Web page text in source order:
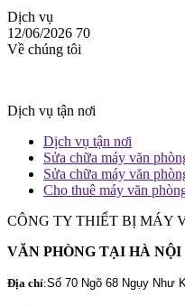
Dịch vụ
12/06/2026 70
Về chúng tôi
Dịch vụ tận nơi
Dịch vụ tận nơi
Sửa chữa máy văn
Sửa chữa máy văn
Cho thuê máy văn
CÔNG TY THIẾT BỊ MÁY
VĂN PHÒNG TẠI HÀ NỘI
Địa chỉ:Số 70 Ngõ 68 Ngụy Như